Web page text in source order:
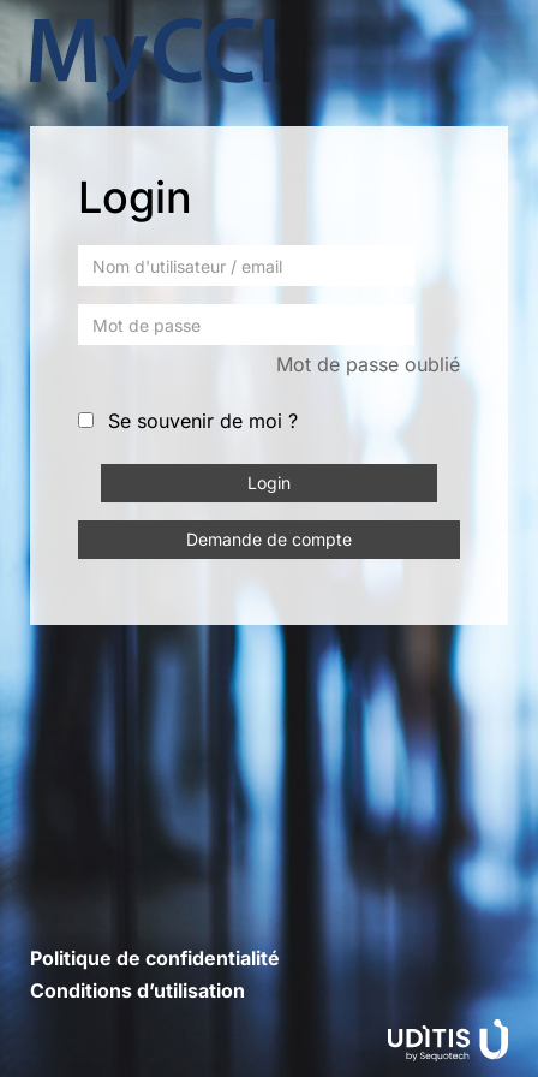
Login
Mot de passe oublié
Se souvenir de moi ?
Demande de compte
Politique de confidentialité
Conditions d’utilisation